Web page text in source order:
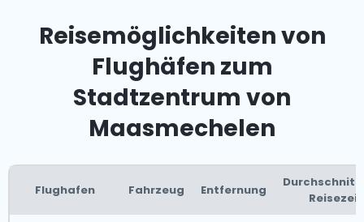
Reisemöglichkeiten von
Flughäfen zum
Stadtzentrum von
Maasmechelen
Flughafen Fahrzeug Entfernung
Reisezeit